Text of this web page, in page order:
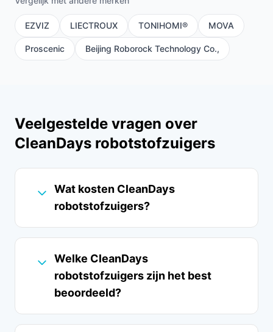
EZVIZ LIECTROUX TONIHOMI® MOVA
Proscenic Beijing Roborock Technology Co.,
Veelgestelde vragen over
CleanDays robotstofzuigers
Wat kosten CleanDays
robotstofzuigers?
Welke CleanDays
robotstofzuigers zijn het best
beoordeeld?